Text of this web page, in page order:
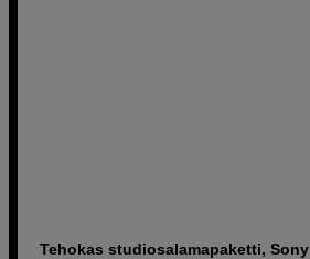
Tehokas studiosalamapaketti, Sony